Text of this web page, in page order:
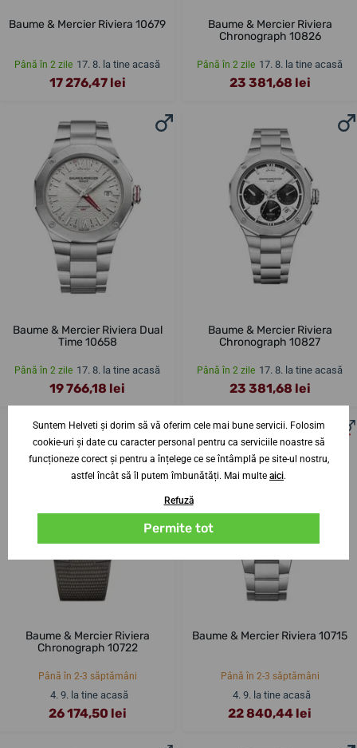
Baume & Mercier Riviera 10679
Până în 2 zile 17. 8. la tine acasă
17 276,47 lei
Baume & Mercier Riviera
Chronograph 10826
Până în 2 zile 17. 8. la tine acasă
23 381,68 lei
Baume & Mercier Riviera Dual
Time 10658
Până în 2 zile 17. 8. la tine acasă
19 766,18 lei
Baume & Mercier Riviera
Chronograph 10827
Până în 2 zile 17. 8. la tine acasă
23 381,68 lei
Baume & Mercier Riviera
Chronograph 10722
Până în 2-3 săptămâni
4. 9. la tine acasă
26 174,50 lei
Baume & Mercier Riviera 10715
Până în 2-3 săptămâni
4. 9. la tine acasă
22 840,44 lei
Suntem Helveti și dorim să vă oferim cele mai bune servicii. Folosim
cookie-uri și date cu caracter personal pentru ca serviciile noastre să
funcționeze corect și pentru a înțelege ce se întâmplă pe site-ul nostru,
astfel încât să îl putem îmbunătăți. Mai multe aici.
Refuză
Permite tot